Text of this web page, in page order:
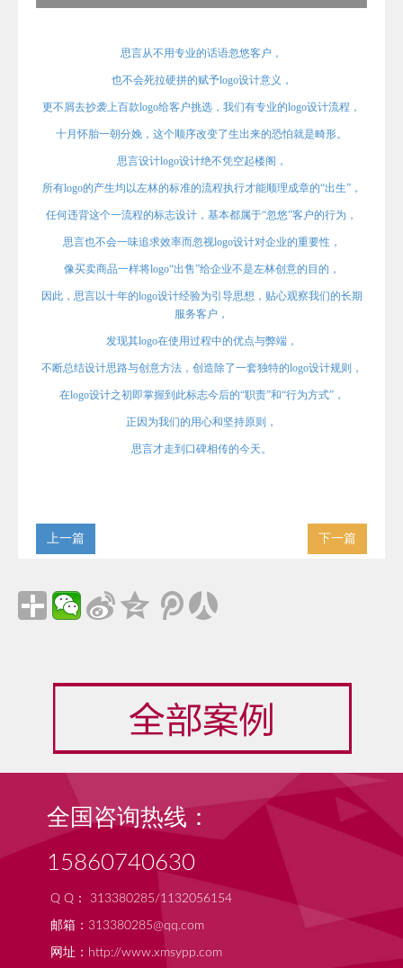
思言从不用专业的话语忽悠客户，
也不会死拉硬拼的赋予logo设计意义，
更不屑去抄袭上百款logo给客户挑选，我们有专业的logo设计流程 ，
十月怀胎一朝分娩，这个顺序改变了生出来的恐怕就是畸形。
思言设计logo设计绝不凭空起楼阁，
所有logo的产生均以左林的标准的流程执行才能顺理成章的“出生”，
任何违背这个一流程的标志设计， 基本都属于“忽悠”客户的行为，
思言也不会一味追求效率而忽视logo设计对企业的重要性，
像买卖商品一样将logo“出售”给企业不是左林创意的目的，
因此， 思言以十年的logo设计经验为引导思想，贴心观察我们的长期
服务客户，
发现其logo在使用过程中的优点与弊端，
不断总结设计思路与创意方法，创造除了一套独特的logo设计规则，
在logo设计之初即掌握到此标志今后的“职责”和“行为方式”，
正因为我们的用心和坚持原则，
思言才走到口碑相传的今天。
上一篇 下一篇
全国咨询热线：
15860740630
Q Q： 313380285/1132056154
邮箱：313380285@qq.com
网址：http://www.xmsypp.com